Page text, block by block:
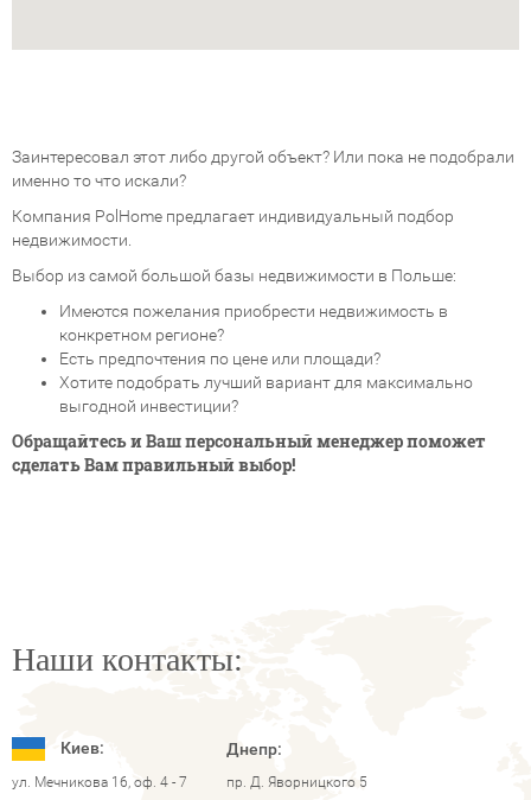
Заинтересовал этот либо другой объект? Или пока не подобрали
именно то что искали?
Компания PolHome предлагает индивидуальный подбор
недвижимости.
Выбор из самой большой базы недвижимости в Польше:
Имеются пожелания приобрести недвижимость в
конкретном регионе?
Есть предпочтения по цене или площади?
Хотите подобрать лучший вариант для максимально
выгодной инвестиции?
Обращайтесь и Ваш персональный менеджер поможет
сделать Вам правильный выбор!
Наши контакты:
Киев:
ул. Мечникова 16, оф. 4 - 7
Днепр:
пр. Д. Яворницкого 5